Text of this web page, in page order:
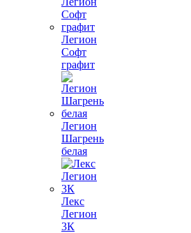
Легион
Софт
графит
Легион
Шагрень
белая
Лекс
Легион
3К